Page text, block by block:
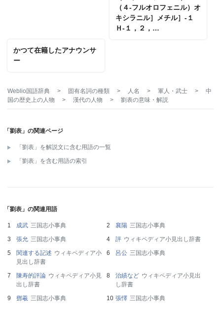
（４‐フルオロフェニル）オ
キシラニル］メチル］‐１
Ｈ‐１，２，…
かつて在籍したアナウンサ
ー
Weblio国語辞典 > 固有名詞の種類 > 人名 > 軍人・武士 >
中
国の歴史上の人物
> 漢代の人物 > 劉表の意味・解説
「劉表」の関連ページ
「劉表」を解説文に含む用語の一覧
「劉表」を含む用語の索引
「劉表」の関連用語
成武 三国志小事典 襄陽 三国志小事典
張允 三国志小事典 評 ウィキペディア小見出し辞書
関連する記述 ウィキペディア小
見出し辞書
呂公 三国志小事典
陳寿的評論 ウィキペディア小見
出し辞書
治績など ウィキペディア小見出
し辞書
鄧羲 三国志小事典 張懌 三国志小事典